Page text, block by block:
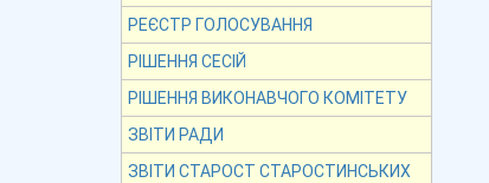
РЕЄСТР ГОЛОСУВАННЯ
РІШЕННЯ СЕСІЙ
РІШЕННЯ ВИКОНАВЧОГО КОМІТЕТУ
ЗВІТИ РАДИ
ЗВІТИ СТАРОСТ СТАРОСТИНСЬКИХ